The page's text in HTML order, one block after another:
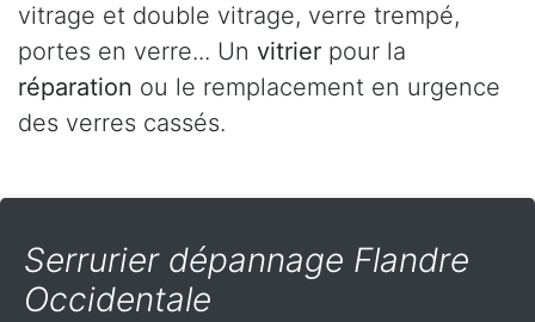
vitrage et double vitrage, verre trempé,
portes en verre... Un vitrier pour la
réparation ou le remplacement en urgence
des verres cassés.
Serrurier dépannage Flandre
Occidentale